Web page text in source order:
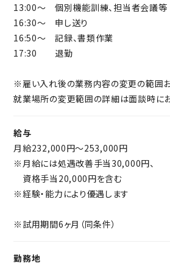
13:00～ 個別機能訓練、担当者会議等
16:30～ 申し送り
16:50～ 記録、書類作業
17:30 退勤
※雇い入れ後の業務内容の変更の範囲
就業場所の変更範囲の詳細は面談時にお
給与
月給232,000円～253,000円
※月給には処遇改善手当30,000円、
資格手当20,000円を含む
※経験・能力により優遇します
※試用期間6ヶ月（同条件）
勤務地